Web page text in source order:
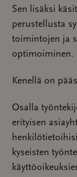
Sen lisäksi
perustellusta
toimintojen ja
optimoiminen.
Kenellä on
Osalla
erityisen
kyseisten